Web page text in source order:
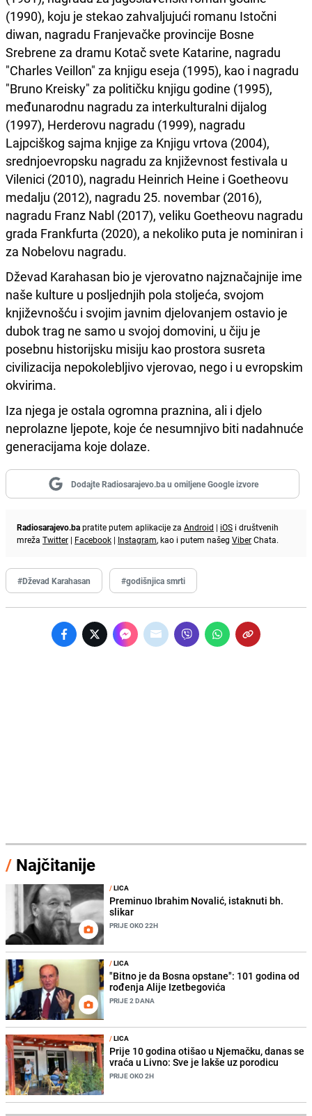
(1990), koju je stekao zahvaljujući romanu Istočni
diwan, nagradu Franjevačke provincije Bosne
Srebrene za dramu Kotač svete Katarine, nagradu
"Charles Veillon" za knjigu eseja (1995), kao i nagradu
"Bruno Kreisky" za političku knjigu godine (1995),
međunarodnu nagradu za interkulturalni dijalog
(1997), Herderovu nagradu (1999), nagradu
Lajpciškog sajma knjige za Knjigu vrtova (2004),
srednjoevropsku nagradu za književnost festivala u
Vilenici (2010), nagradu Heinrich Heine i Goetheovu
medalju (2012), nagradu 25. novembar (2016),
nagradu Franz Nabl (2017), veliku Goetheovu nagradu
grada Frankfurta (2020), a nekoliko puta je nominiran i
za Nobelovu nagradu.
Dževad Karahasan bio je vjerovatno najznačajnije ime
naše kulture u posljednjih pola stoljeća, svojom
književnošću i svojim javnim djelovanjem ostavio je
dubok trag ne samo u svojoj domovini, u čiju je
posebnu historijsku misiju kao prostora susreta
civilizacija nepokolebljivo vjerovao, nego i u evropskim
okvirima.
Iza njega je ostala ogromna praznina, ali i djelo
neprolazne ljepote, koje će nesumnjivo biti nadahnuće
generacijama koje dolaze.
Dodajte Radiosarajevo.ba u omiljene Google izvore
Radiosarajevo.bapratite putem aplikacije za Android | iOS i društvenih
mreža Twitter | Facebook | Instagram, kao i putem našeg ViberChata.
#Dževad Karahasan #godišnjica smrti
/ Najčitanije
/LICA
Preminuo Ibrahim Novalić, istaknuti bh.
slikar
PRIJE OKO 22H
/LICA
"Bitno je da Bosna opstane": 101 godina od
rođenja Alije Izetbegovića
PRIJE 2 DANA
/LICA
Prije 10 godina otišao u Njemačku, danas se
vraća u Livno: Sve je lakše uz porodicu
PRIJE OKO 2H